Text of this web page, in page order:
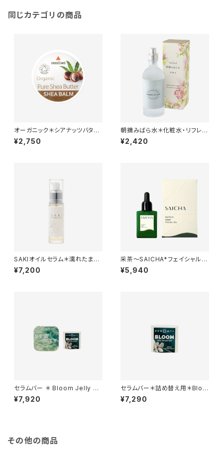
同じカテゴリの商品
オーガニック＊シアナッツバター
＊スキンケアバーム＊50ml＊
¥2,750
朝摘みばら水＊化粧水・リフレッ
シュウォーター＊手づくりコスメ
の基材などに＊
¥2,420
SAKIオイルセラム＊濡れたまま
使える濃厚な発酵オイル美容液
＊
¥7,200
采茶～SAICHA*フェイシャルオ
イル*20ml
¥5,940
セラムバー ＊ Bloom Jelly Se
rum Bar by Dew Mighty＊
¥7,920
セラムバー＊詰め替え用＊Bloo
m Jelly Serum Bar by Dew
Mighty＊
¥7,290
その他の商品